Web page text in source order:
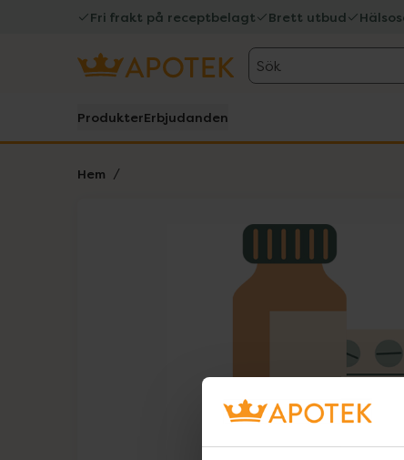
Fri frakt på receptbelagt Brett utbud
Sök
ProdukterErbjudanden
Hem
Lista: . Innehåller 1 objekt.